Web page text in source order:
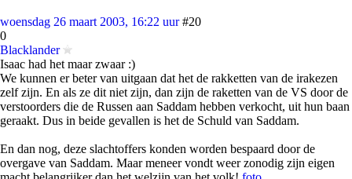
woensdag 26 maart 2003, 16:22 uur #20
0
Blacklander
Isaac had het maar zwaar :)
We kunnen er beter van uitgaan dat het de rakketten van de irakezen
zelf zijn. En als ze dit niet zijn, dan zijn de raketten van de VS door de
verstoorders die de Russen aan Saddam hebben verkocht, uit hun baan
geraakt. Dus in beide gevallen is het de Schuld van Saddam.
En dan nog, deze slachtoffers konden worden bespaard door de
overgave van Saddam. Maar meneer vondt weer zonodig zijn eigen